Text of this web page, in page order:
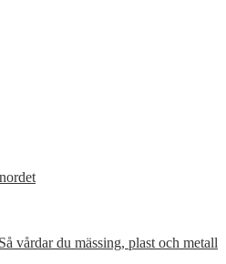
vårdar du mässing, plast och metall